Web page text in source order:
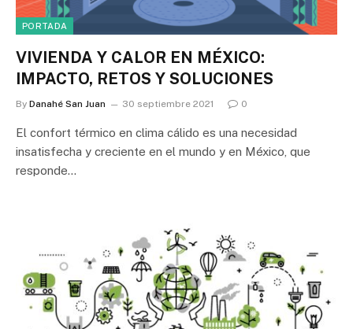
PORTADA
VIVIENDA Y CALOR EN MÉXICO:
IMPACTO, RETOS Y SOLUCIONES
By Danahé San Juan 30 septiembre 2021 0
El confort térmico en clima cálido es una necesidad
insatisfecha y creciente en el mundo y en México, que
responde…